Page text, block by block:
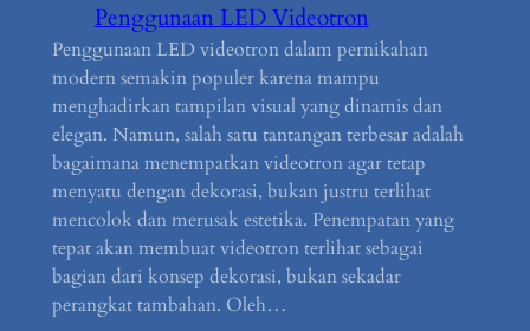
Penggunaan LED Videotron
Penggunaan LED videotron dalam pernikahan
modern semakin populer karena mampu
menghadirkan tampilan visual yang dinamis dan
elegan. Namun, salah satu tantangan terbesar adalah
bagaimana menempatkan videotron agar tetap
menyatu dengan dekorasi, bukan justru terlihat
mencolok dan merusak estetika. Penempatan yang
tepat akan membuat videotron terlihat sebagai
bagian dari konsep dekorasi, bukan sekadar
perangkat tambahan. Oleh…